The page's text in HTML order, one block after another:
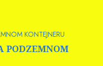
KONTEJNERU
PODZEMNOM